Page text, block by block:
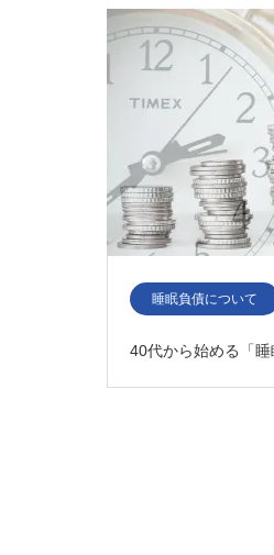
睡眠負債について
40代から始める「睡